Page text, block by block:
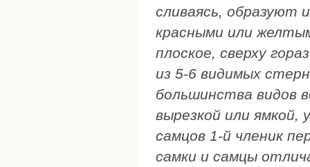
сливаясь, образуют
красными или
плоское, сверху
из 5-6 видимых
большинства видов
вырезкой или ямкой,
самцов 1-й членик
самки и самцы